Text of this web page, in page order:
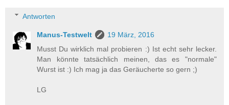
Antworten
Manus-Testwelt
19 März, 2016
Musst Du wirklich mal probieren :) Ist echt sehr lecker.
Man könnte tatsächlich meinen, das es "normale"
Wurst ist :) Ich mag ja das Geräucherte so gern ;)
LG